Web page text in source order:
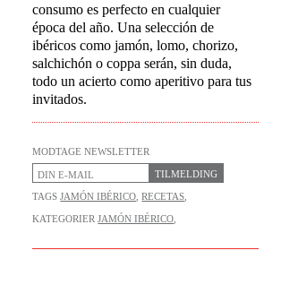
consumo es perfecto en cualquier
época del año. Una selección de
ibéricos como jamón, lomo, chorizo,
salchichón o coppa serán, sin duda,
todo un acierto como aperitivo para tus
invitados.
MODTAGE NEWSLETTER
TILMELDING
TAGSJAMÓN IBÉRICO ,RECETAS
KATEGORIERJAMÓN IBÉRICO